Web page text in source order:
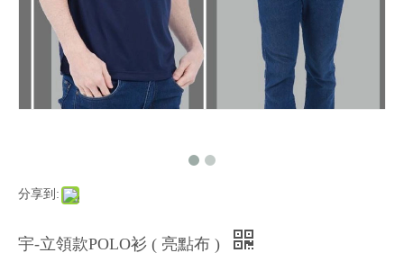
分享到:
宇-立領款POLO衫 ( 亮點布 )